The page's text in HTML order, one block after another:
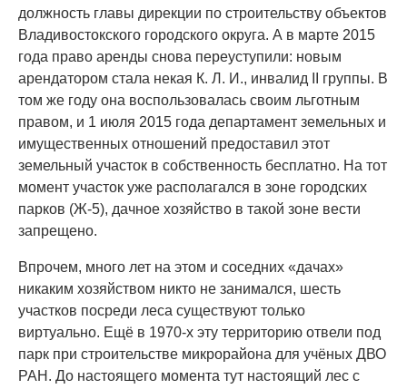
должность главы дирекции по строительству объектов
Владивостокского городского округа. А в марте 2015
года право аренды снова переуступили: новым
арендатором стала некая К. Л. И., инвалид II группы. В
том же году она воспользовалась своим льготным
правом, и 1 июля 2015 года департамент земельных и
имущественных отношений предоставил этот
земельный участок в собственность бесплатно. На тот
момент участок уже располагался в зоне городских
парков (Ж-5), дачное хозяйство в такой зоне вести
запрещено.
Впрочем, много лет на этом и соседних «дачах»
никаким хозяйством никто не занимался, шесть
участков посреди леса существуют только
виртуально. Ещё в 1970-х эту территорию отвели под
парк при строительстве микрорайона для учёных ДВО
РАН. До настоящего момента тут настоящий лес с